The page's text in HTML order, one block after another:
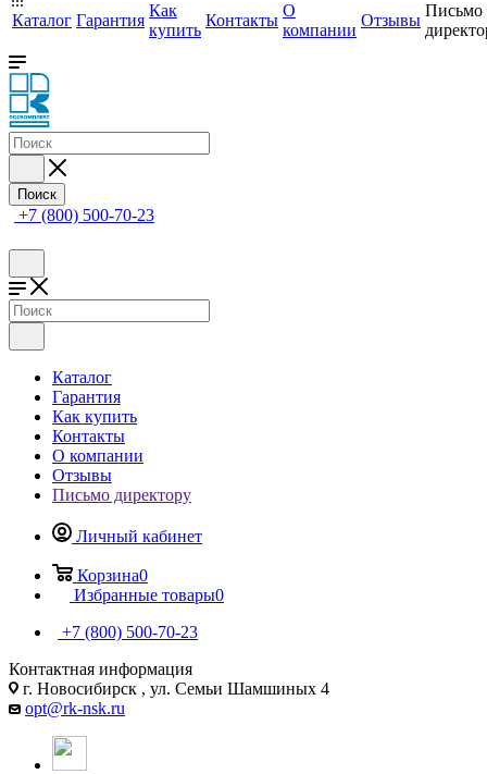
Каталог Гарантия
Как
купить
Контакты
О
компании
Отзывы
Письмо
Поиск
+7 (800) 500-70-23
Каталог
Гарантия
Как купить
Контакты
О компании
Отзывы
Письмо директору
Личный кабинет
Корзина0
Избранные товары0
+7 (800) 500-70-23
Контактная информация
г. Новосибирск , ул. Семьи Шамшиных 4
opt@rk-nsk.ru